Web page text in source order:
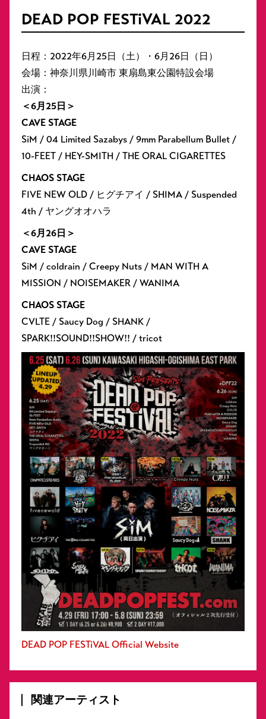
DEAD POP FESTiVAL 2022
日程：2022年6月25日（土）・6月26日（日）
会場：神奈川県川崎市 東扇島東公園特設会場
出演：
＜6月25日＞
CAVE STAGE
SiM / 04 Limited Sazabys / 9mm Parabellum Bullet /
10-FEET / HEY-SMITH / THE ORAL CIGARETTES
CHAOS STAGE
FIVE NEW OLD / ヒグチアイ / SHIMA / Suspended
4th / ヤングオオハラ
＜6月26日＞
CAVE STAGE
SiM / coldrain / Creepy Nuts / MAN WITH A
MISSION / NOISEMAKER / WANIMA
CHAOS STAGE
CVLTE / Saucy Dog / SHANK /
SPARK!!SOUND!!SHOW!! / tricot
DEAD POP FESTiVAL Official Website
関連アーティスト